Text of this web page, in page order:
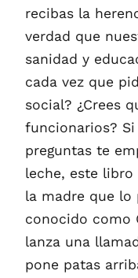
recibas la
verdad que
sanidad y
cada vez que
social? ¿Crees
funcionarios?
preguntas te
leche, este libro
la madre que lo
conocido como
lanza una
pone patas